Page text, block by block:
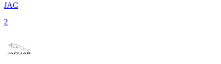
JAC
2